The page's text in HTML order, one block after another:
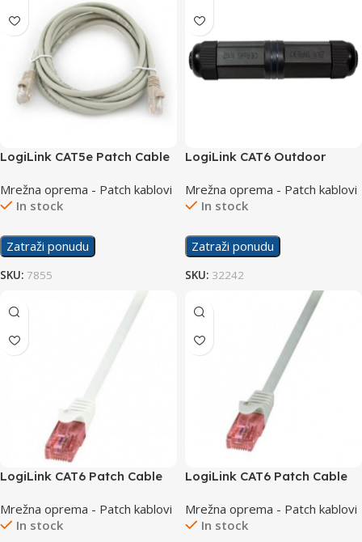
LogiLink CAT5e Patch Cable
Mrežna oprema - Patch kablovi
In stock
Zatraži ponudu
SKU: 7855
LogiLink CAT6 Outdoor
Mrežna oprema - Patch kablovi
In stock
Zatraži ponudu
SKU: 32242
LogiLink CAT6 Patch Cable
Mrežna oprema - Patch kablovi
In stock
LogiLink CAT6 Patch Cable
Mrežna oprema - Patch kablovi
In stock